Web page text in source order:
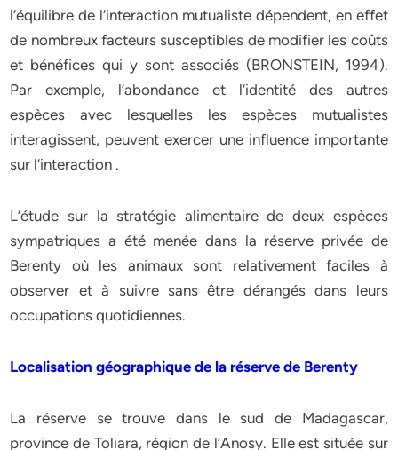
l’équilibre de l’interaction mutualiste dépendent, en effet
de nombreux facteurs susceptibles de modifier les coûts
et bénéfices qui y sont associés (BRONSTEIN, 1994).
Par exemple, l’abondance et l’identité des autres
espèces avec lesquelles les espèces mutualistes
interagissent, peuvent exercer une influence importante
sur l’interaction .
L’étude sur la stratégie alimentaire de deux espèces
sympatriques a été menée dans la réserve privée de
Berenty où les animaux sont relativement faciles à
observer et à suivre sans être dérangés dans leurs
occupations quotidiennes.
Localisation géographique de la réserve de Berenty
La réserve se trouve dans le sud de Madagascar,
province de Toliara, région de l’Anosy. Elle est située sur